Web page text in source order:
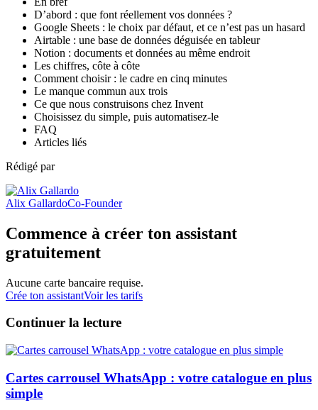
D’abord : que font réellement vos données ?
Google Sheets : le choix par défaut, et ce n’est pas un hasard
Airtable : une base de données déguisée en tableur
Notion : documents et données au même endroit
Les chiffres, côte à côte
Comment choisir : le cadre en cinq minutes
Le manque commun aux trois
Ce que nous construisons chez Invent
Choisissez du simple, puis automatisez-le
FAQ
Articles liés
Rédigé par
Alix GallardoCo-Founder
Commence à créer ton assistant
gratuitement
Aucune carte bancaire requise.
Crée ton assistantVoir les tarifs
Continuer la lecture
Cartes carrousel WhatsApp : votre catalogue en plus
simple